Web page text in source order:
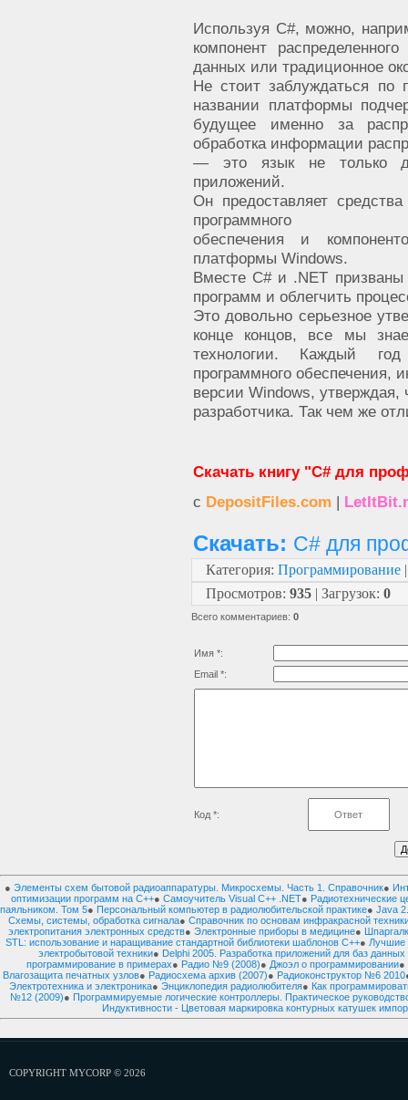
Используя С#, можно,
компонент
данных или традиционное
Не стоит заблуждаться по
названии платформы
будущее именно за
обработка информации
— это язык не только
приложений.
Он предоставляет
программного
обеспечения и
платформы Windows.
Вместе С# и .NET призваны
программ и облегчить
Это довольно серьезное
конце концов, все мы
технологии. Каждый
программного обеспечения,
версии Windows,
разработчика. Так чем же
Скачать книгу "C# для
с DepositFiles.com |
Скачать: C# для
Категория: Программирование
Просмотров: 935 | Загрузок: 0
Всего комментариев: 0
Имя *:
Email *:
Код *:
●Элементы схем бытовой радиоаппаратуры. Микросхемы. Часть 1. Справочник●
оптимизации программ на C++●Самоучитель Visual C++ .NET● Радиотехнические
паяльником. Том 5● Персональный компьютер в радиолюбительской практике● Java
Схемы, системы, обработка сигнала●Справочник по основам инфракрасной
электропитания электронных средств●Электронные приборы в медицине●
STL: использование и наращивание стандартной библиотеки шаблонов C++● Лучшие
электробытовой техники● Delphi 2005. Разработка приложений для баз
программирование в примерах● Радио №9 (2008)● Джоэл о программировании●
Влагозащита печатных узлов● Радиосхема архив (2007)● Радиоконструктор №6 2010
Электротехника и электроника●Энциклопедия радиолюбителя● Как
№12 (2009)● Программируемые логические контроллеры. Практическое
Индуктивности - Цветовая маркировка контурных катушек
COPYRIGHT MYCORP © 2026